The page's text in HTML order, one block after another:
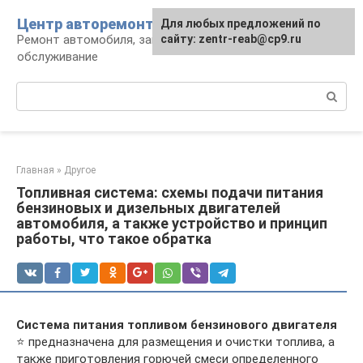
контенту
Центр авторемонта
Ремонт автомобиля, запчасти и
обслуживание
Главная » Другое
Топливная система: схемы подачи питания
бензиновых и дизельных двигателей
автомобиля, а также устройство и принцип
работы, что такое обратка
Система питания топливом бензинового двигателя
⭐ предназначена для размещения и очистки топлива, а
также приготовления горючей смеси определенного
Для любых предложений по
сайту: zentr-reab@cp9.ru